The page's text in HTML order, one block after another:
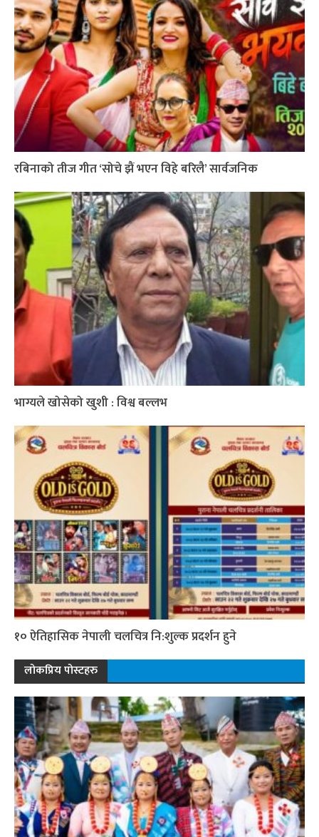
रबिनाको तीज गीत ‘सोचे झैं भएन विहे बरिलै’ सार्वजनिक
भाग्यले खोसेको खुशी : विश्व बल्लभ
१० ऐतिहासिक नेपाली चलचित्र नि:शुल्क प्रदर्शन हुने
लोकप्रिय पोस्टहरु